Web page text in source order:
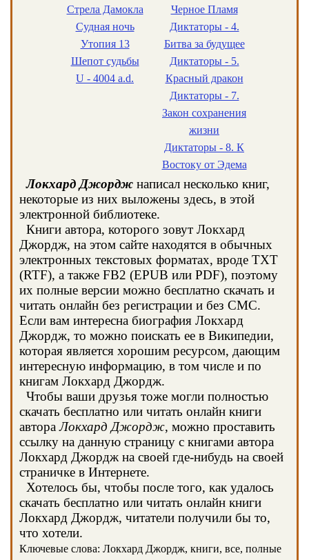
Стрела Дамокла
Судная ночь
Утопия 13
Шепот судьбы
U - 4004 a.d.
Черное Пламя
Диктаторы - 4.
Битва за будущее
Диктаторы - 5.
Красный дракон
Диктаторы - 7.
Закон сохранения
жизни
Диктаторы - 8. К
Востоку от Эдема
Локхард Джордж написал несколько книг,
некоторые из них выложены здесь, в этой
электронной библиотеке.
Книги автора, которого зовут Локхард
Джордж, на этом сайте находятся в обычных
электронных текстовых форматах, вроде TXT
(RTF), а также FB2 (EPUB или PDF), поэтому
их полные версии можно бесплатно скачать и
читать онлайн без регистрации и без СМС.
Если вам интересна биография Локхард
Джордж, то можно поискать ее в Википедии,
которая является хорошим ресурсом, дающим
интересную информацию, в том числе и по
книгам Локхард Джордж.
Чтобы ваши друзья тоже могли полностью
скачать бесплатно или читать онлайн книги
автораЛокхард Джордж, можно проставить
ссылку на данную страницу с книгами автора
Локхард Джордж на своей где-нибудь на своей
страничке в Интернете.
Хотелось бы, чтобы после того, как удалось
скачать бесплатно или читать онлайн книги
Локхард Джордж, читатели получили бы то,
что хотели.
Ключевые слова: Локхард Джордж, книги, все, полные